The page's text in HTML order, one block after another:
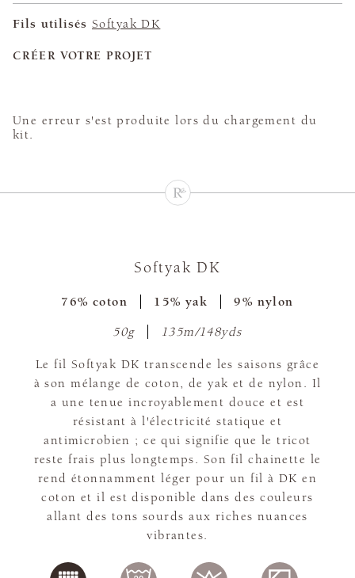
Fils utilisés Softyak DK
CRÉER VOTRE PROJET
Une erreur s'est produite lors du chargement du
kit.
Softyak DK
76% coton 15% yak 9% nylon
50g 135m/148yds
Le fil Softyak DK transcende les saisons grâce
à son mélange de coton, de yak et de nylon. Il
a une tenue incroyablement douce et est
résistant à l'électricité statique et
antimicrobien ; ce qui signifie que le tricot
reste frais plus longtemps. Son fil chainette le
rend étonnamment léger pour un fil à DK en
coton et il est disponible dans des couleurs
allant des tons sourds aux riches nuances
vibrantes.